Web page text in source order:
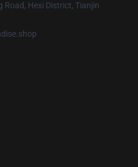
Road, Hexi District, Tianjin